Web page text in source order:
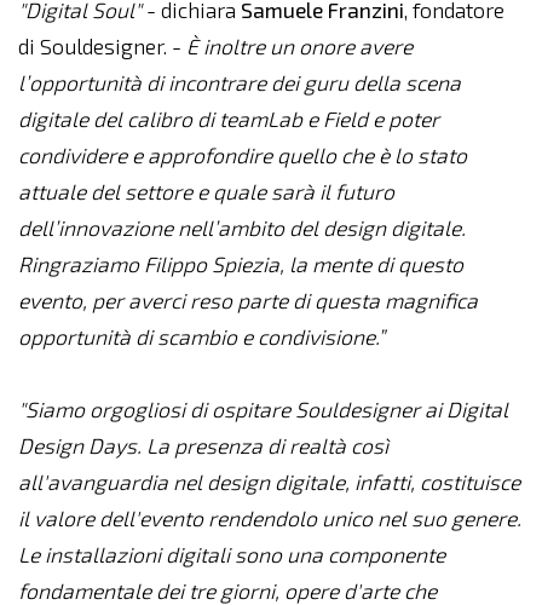
"Digital Soul"- dichiara Samuele Franzini, fondatore
di Souldesigner. - È inoltre un onore avere
l’opportunità di incontrare dei guru della scena
digitale del calibro di teamLab e Field e poter
condividere e approfondire quello che è lo stato
attuale del settore e quale sarà il futuro
dell’innovazione nell’ambito del design digitale.
Ringraziamo Filippo Spiezia, la mente di questo
evento, per averci reso parte di questa magnifica
opportunità di scambio e condivisione.”
"Siamo orgogliosi di ospitare Souldesigner ai Digital
Design Days. La presenza di realtà così
all'avanguardia nel design digitale, infatti, costituisce
il valore dell'evento rendendolo unico nel suo genere.
Le installazioni digitali sono una componente
fondamentale dei tre giorni, opere d'arte che